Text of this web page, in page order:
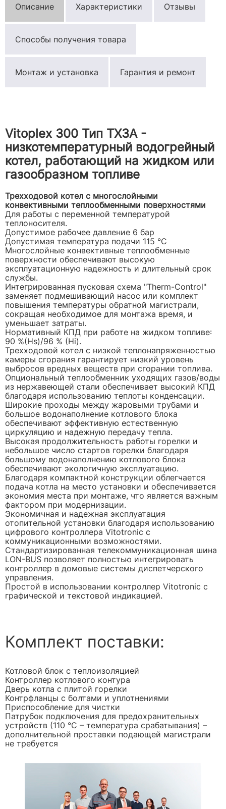
Описание Характеристики Отзывы
Способы получения товара
Монтаж и установка Гарантия и ремонт
Vitoplex 300 Тип TX3A -
низкотемпературный водогрейный
котел, работающий на жидком или
газообразном топливе
Трехходовой котел с многослойными
конвективными теплообменными поверхностями
Для работы с переменной температурой
теплоносителя.
Допустимое рабочее давление 6 бар
Допустимая температура подачи 115 °C
Многослойные конвективные теплообменные
поверхности обеспечивают высокую
эксплуатационную надежность и длительный срок
службы.
Интегрированная пусковая схема "Therm-Control"
заменяет подмешивающий насос или комплект
повышения температуры обратной магистрали,
сокращая необходимое для монтажа время, и
уменьшает затраты.
Нормативный КПД при работе на жидком топливе:
90 %(Hs)/96 % (Hi).
Трехходовой котел с низкой теплонапряженностью
камеры сгорания гарантирует низкий уровень
выбросов вредных веществ при сгорании топлива.
Опциональный теплообменник уходящих газов/воды
из нержавеющей стали обеспечивает высокий КПД
благодаря использованию теплоты конденсации.
Широкие проходы между жаровыми трубами и
большое водонаполнение котлового блока
обеспечивают эффективную естественную
циркуляцию и надежную передачу тепла.
Высокая продолжительность работы горелки и
небольшое число стартов горелки благодаря
большому водонаполнению котлового блока
обеспечивают экологичную эксплуатацию.
Благодаря компактной конструкции облегчается
подача котла на место установки и обеспечивается
экономия места при монтаже, что является важным
фактором при модернизации.
Экономичная и надежная эксплуатация
отопительной установки благодаря использованию
цифрового контроллера Vitotronic с
коммуникационными возможностями.
Стандартизированная телекоммуникационная шина
LON-BUS позволяет полностью интегрировать
контроллер в домовые системы диспетчерского
управления.
Простой в использовании контроллер Vitotronic с
графической и текстовой индикацией.
Комплект поставки:
Котловой блок с теплоизоляцией
Контроллер котлового контура
Дверь котла с плитой горелки
Контрфланцы с болтами и уплотнениями
Приспособление для чистки
Патрубок подключения для предохранительных
устройств (110 °C – температура срабатывания) –
дополнительной проставки подающей магистрали
не требуется